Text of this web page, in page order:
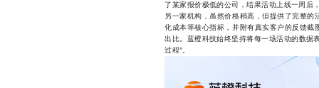
了某家报价极低的公司，结果活动上线一周后
另一家机构，虽然价格稍高，但提供了完整
化成本等核心指标，并附有真实客户的反馈
出比。蓝橙科技始终坚持将每一场活动的数据
过程”。